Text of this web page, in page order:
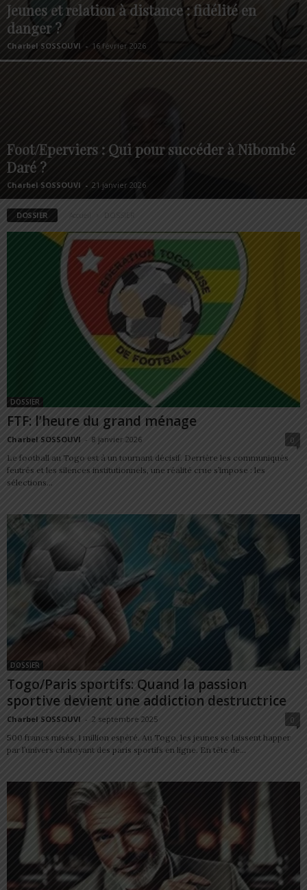
Jeunes et relation à distance : fidélité en
danger ?
Charbel SOSSOUVI - 16 février 2026
Foot/Eperviers : Qui pour succéder à Nibombé
Daré ?
Charbel SOSSOUVI - 21 janvier 2026
DOSSIER
DOSSIER
FTF: l’heure du grand ménage
Charbel SOSSOUVI - 8 janvier 2026
0
Le football au Togo est à un tournant décisif. Derrière les communiqués
feutrés et les silences institutionnels, une réalité crue s’impose : les
sélections...
DOSSIER
Togo/Paris sportifs: Quand la passion
sportive devient une addiction destructrice
Charbel SOSSOUVI - 2 septembre 2025
0
500 francs misés, 1 million espéré. Au Togo, les jeunes se laissent happer
par l’univers chatoyant des paris sportifs en ligne. En tête de...